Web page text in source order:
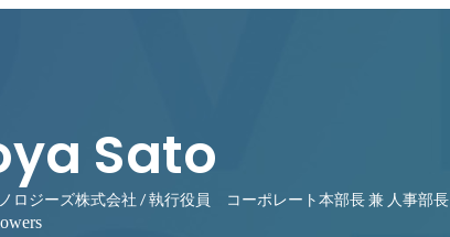
Sato
ロジーズ株式会社 / 執行役員 コーポレート本部長 兼 人事部長